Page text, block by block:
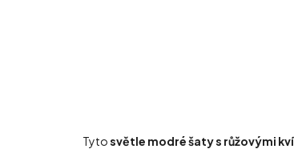
Tytosvětle modré šaty s růžovými